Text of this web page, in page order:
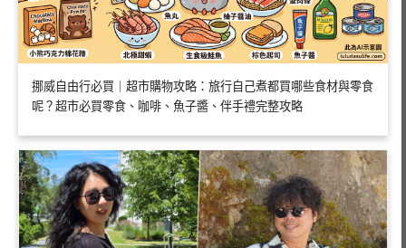
挪威自由行必買｜超市購物攻略：旅行自己煮都買哪些食材與零食
呢？超市必買零食、咖啡、魚子醬、伴手禮完整攻略